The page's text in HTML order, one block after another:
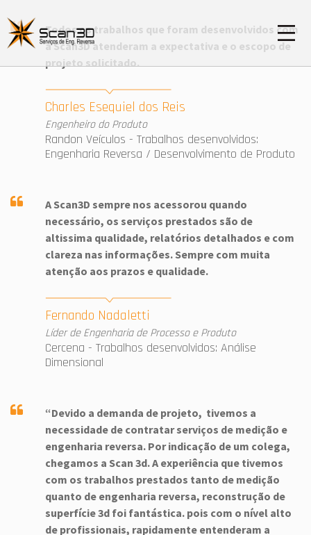
Depoimentos
Depoimentos
Todos os trabalhos que foram desenvolvidos com
a Scan3D atenderam a expectativa e o escopo de
projeto solicitado.
Charles Esequiel dos Reis
Engenheiro do Produto
Randon Veículos - Trabalhos desenvolvidos:
Engenharia Reversa / Desenvolvimento de Produto
A Scan3D sempre nos acessorou quando
necessário, os serviços prestados são de
altissima qualidade, relatórios detalhados e com
clareza nas informações. Sempre com muita
atenção aos prazos e qualidade.
Fernando Nadaletti
Líder de Engenharia de Processo e Produto
Cercena - Trabalhos desenvolvidos: Análise
Dimensional
“Devido a demanda de projeto, tivemos a
necessidade de contratar serviços de medição e
engenharia reversa. Por indicação de um colega,
chegamos a Scan 3d. A experiência que tivemos
com os trabalhos prestados tanto de medição
quanto de engenharia reversa, reconstrução de
superfície 3d foi fantástica. pois com o nível alto
de profissionais, rapidamente entenderam a